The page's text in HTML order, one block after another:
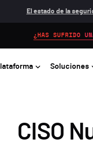
El estado de la
Soluciones
¿HAS SUFRIDO
CISO